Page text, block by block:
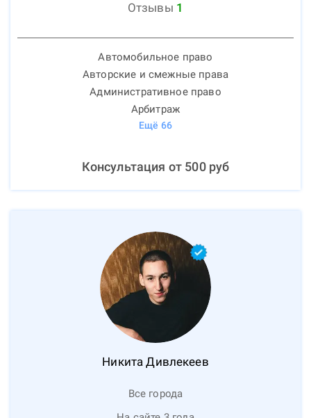
Отзывы 1
Автомобильное право
Авторские и смежные права
Административное право
Арбитраж
Ещё 66
Консультация от 500руб
Никита Дивлекеев
Все города